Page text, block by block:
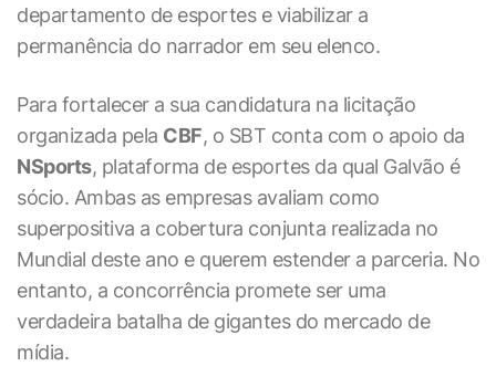
departamento de esportes e viabilizar a
permanência do narrador em seu elenco.
Para fortalecer a sua candidatura na licitação
organizada pela CBF, o SBT conta com o apoio da
NSports, plataforma de esportes da qual Galvão é
sócio. Ambas as empresas avaliam como
superpositiva a cobertura conjunta realizada no
Mundial deste ano e querem estender a parceria. No
entanto, a concorrência promete ser uma
verdadeira batalha de gigantes do mercado de
mídia.